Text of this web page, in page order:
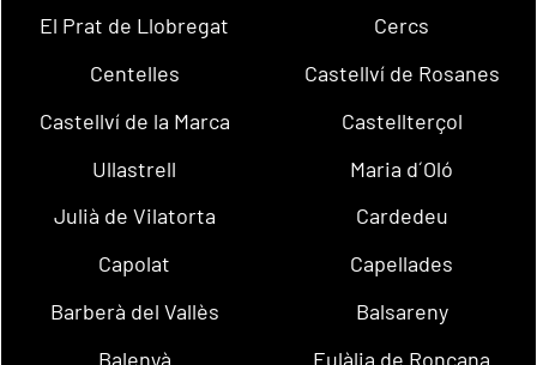
El Prat de Llobregat
Cercs
Centelles
Castellví de Rosanes
Castellví de la Marca
Castellterçol
Ullastrell
Maria d´Oló
Julià de Vilatorta
Cardedeu
Capolat
Capellades
Barberà del Vallès
Balsareny
Balenyà
Eulàlia de Ronçana